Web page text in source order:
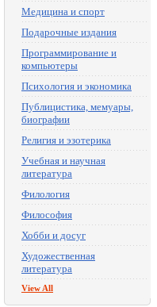
Медицина и спорт
Подарочные издания
Программирование и
компьютеры
Психология и экономика
Публицистика, мемуары,
биографии
Религия и эзотерика
Учебная и научная
литература
Филология
Философия
Хобби и досуг
Художественная
литература
View All